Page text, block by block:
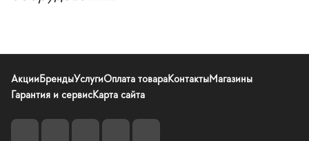
АкцииБрендыУслугиОплата товараКонтактыМагазины
Гарантия и сервисКарта сайта